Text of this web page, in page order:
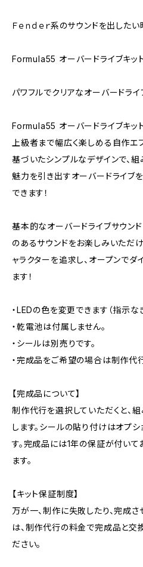
Ｆｅｎｄｅｒ系のサウンドを出したい
Formula55 オーバードライブキッ
パワフルでクリアなオーバードライ
Formula55 オーバードライブキッ
上級者まで幅広く楽しめる自作エ
基づいたシンプルなデザインで、
魅力を引き出すオーバードライブ
できます！
基本的なオーバードライブサウン
のあるサウンドをお楽しみいただ
ャラクターを追求し、オープンで
ます！
・LEDの色を変更できます（指示な
・乾電池は付属しません。
・シールは別売りです。
・完成品をご希望の場合は制作代
【完成品について】
制作代行を選択していただくと、
します。シールの貼り付けはオプ
す。完成品には1年の保証が付いて
ます。
【キット保証制度】
万が一、制作に失敗したり、完成
は、制作代行の料金で完成品と交
ださい。